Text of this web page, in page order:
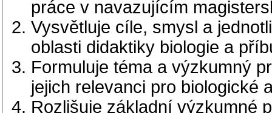
práce v navazujícím
Vysvětluje cíle, smysl a
oblasti didaktiky biologie a
Formuluje téma a výzkumný
jejich relevanci pro biologické
Rozlišuje základní výzkumné